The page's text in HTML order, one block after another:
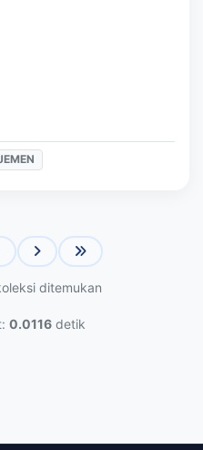
ditemukan
0.0116 detik